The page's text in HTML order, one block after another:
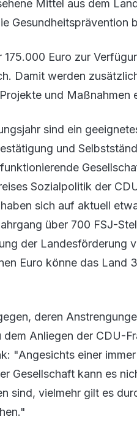
Mittel aus dem
Gesundheitsprävention
Euro zur
Damit werden
und Maßnahmen
sind ein
und
Sozialpolitik der
sich auf aktuell
über 700 FSJ-
der Landesförderung
Euro könne das Land
deren
Anliegen der CDU-
"Angesichts einer
Gesellschaft kann es
sind, vielmehr gilt es